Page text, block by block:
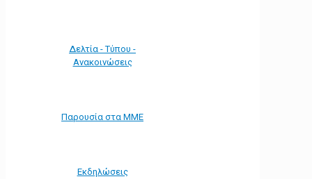
Δελτία - Τύπου -
Ανακοινώσεις
Παρουσία στα ΜΜΕ
Εκδηλώσεις